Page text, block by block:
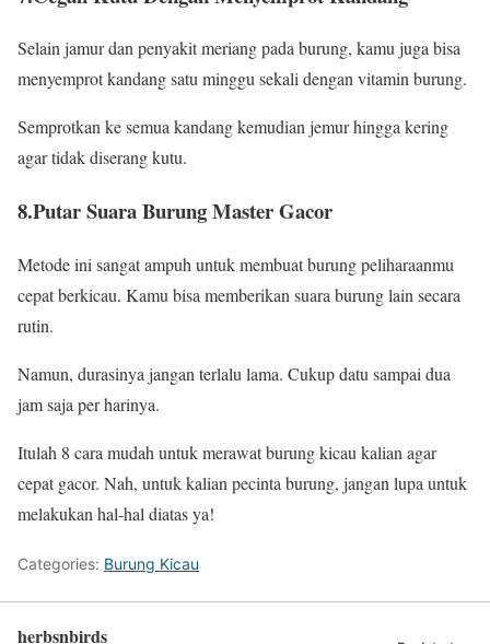
Selain jamur dan penyakit meriang pada burung, kamu juga bisa
menyemprot kandang satu minggu sekali dengan vitamin burung.
Semprotkan ke semua kandang kemudian jemur hingga kering
agar tidak diserang kutu.
8.Putar Suara Burung Master Gacor
Metode ini sangat ampuh untuk membuat burung peliharaanmu
cepat berkicau. Kamu bisa memberikan suara burung lain secara
rutin.
Namun, durasinya jangan terlalu lama. Cukup datu sampai dua
jam saja per harinya.
Itulah 8 cara mudah untuk merawat burung kicau kalian agar
cepat gacor. Nah, untuk kalian pecinta burung, jangan lupa untuk
melakukan hal-hal diatas ya!
Categories: Burung Kicau
herbsnbirds